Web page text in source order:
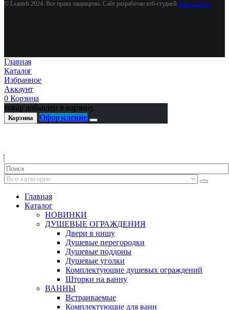
© Lsanteh 2024. Все права защищены. Сайт разработан веб-студией Бизнес Идея
Главная
Каталог
Избранное
Аккаунт
0 Корзина
товар добавлен в корзину.
Корзина Оформление
Главная
Каталог
НОВИНКИ
ДУШЕВЫЕ ОГРАЖДЕНИЯ
Двери в нишу
Душевые перегородки
Душевые поддоны
Душевые уголки
Комплектующие душевых ограждений
Шторки на ванну
ВАННЫ
Встраиваемые
Комплектующие для ванн